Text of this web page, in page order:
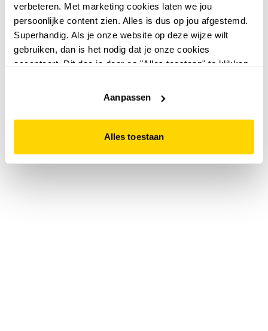
verbeteren. Met marketing cookies laten we jou
persoonlijke content zien. Alles is dus op jou afgestemd.
Superhandig. Als je onze website op deze wijze wilt
gebruiken, dan is het nodig dat je onze cookies
accepteert. Dit doe je door op "Alles toestaan" te klikken.
website niet optimaal functioneert.
Aanpassen
Alles toestaan